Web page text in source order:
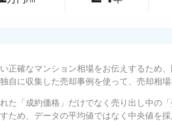
正確なマンション相場をお伝えするため、
自に収集した売却事例を使って、売却相場
た「成約価格」だけでなく売り出し中の
ため、データの平均値ではなく中央値を採